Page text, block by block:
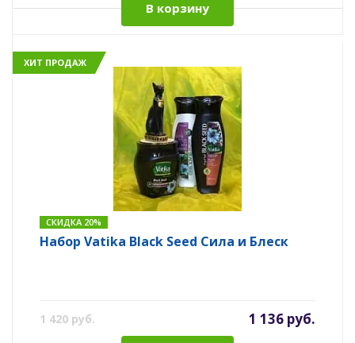
В корзину
ХИТ ПРОДАЖ
СКИДКА 20%
Набор Vatika Black Seed Сила и Блеск
1 420 руб. 1 136 руб.